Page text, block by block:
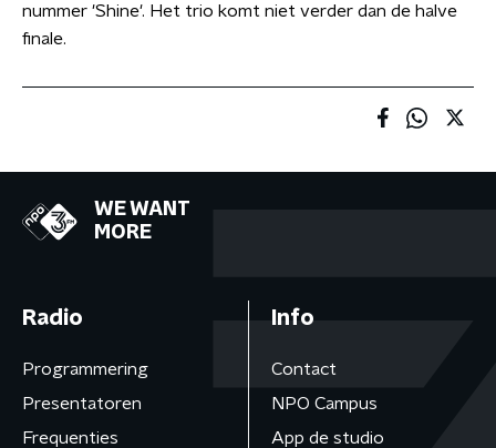
nummer 'Shine'. Het trio komt niet verder dan de halve
finale.
WE WANT
MORE
Radio
Programmering
Presentatoren
Frequenties
Info
Contact
NPO Campus
App de studio